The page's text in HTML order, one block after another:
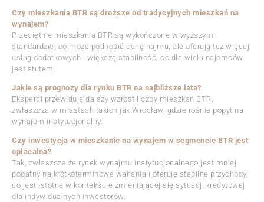
Czy mieszkania BTR są droższe od tradycyjnych mieszkań na
wynajem?
Przeciętnie mieszkania BTR są wykończone w wyższym
standardzie, co może podnosić cenę najmu, ale oferują też więcej
usług dodatkowych i większą stabilność, co dla wielu najemców
jest atutem.
Jakie są prognozy dla rynku BTR na najbliższe lata?
Eksperci przewidują dalszy wzrost liczby mieszkań BTR,
zwłaszcza w miastach takich jak Wrocław, gdzie rośnie popyt na
wynajem instytucjonalny.
Czy inwestycja w mieszkanie na wynajem w segmencie BTR jest
opłacalna?
Tak, zwłaszcza że rynek wynajmu instytucjonalnego jest mniej
podatny na krótkoterminowe wahania i oferuje stabilne przychody,
co jest istotne w kontekście zmieniającej się sytuacji kredytowej
dla indywidualnych inwestorów.